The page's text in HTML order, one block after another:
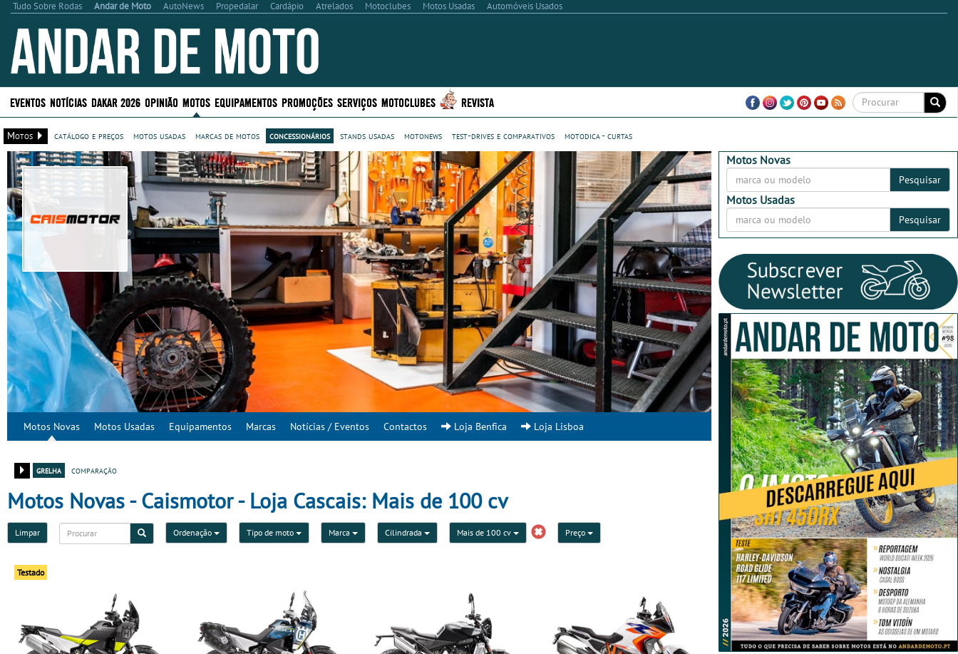
Tudo Sobre Rodas Andar de Moto AutoNews Propedalar Cardápio Atrelados Motoclubes Motos Usadas Automóveis Usados
EVENTOS NOTÍCIAS DAKAR 2026 OPINIÃO MOTOS EQUIPAMENTOS PROMOÇÕES SERVIÇOS MOTOCLUBES REVISTA
Motos catálogo e preços motos usadas marcas de motos concessionários stands usadas motonews test-drives e comparativos motodica - curtas
Motos Novas Motos Usadas Equipamentos Marcas Notícias / Eventos Contactos Loja Benfica Loja Lisboa
grelha comparação
Motos Novas - Caismotor - Loja Cascais: Mais de 100 cv
Limpar Ordenação Tipo de moto Marca Cilindrada Mais de 100 cv Preço
Testado
Motos Novas
Pesquisar
Motos Usadas
Pesquisar